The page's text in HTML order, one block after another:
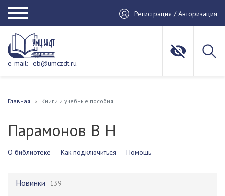
Регистрация / Авторизация
e-mail: eb@umczdt.ru
Главная Книги и учебные пособия
Парамонов В Н
О библиотеке Как подключиться Помощь
Новинки 139